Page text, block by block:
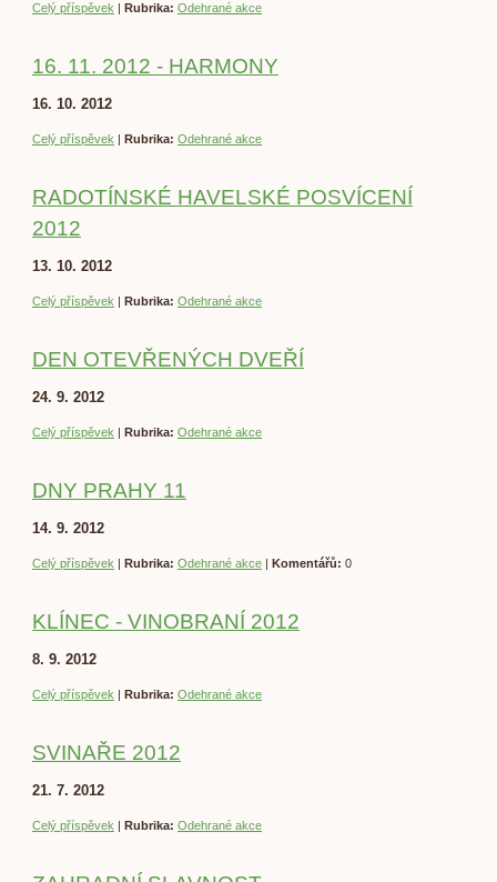
Celý příspěvek | Rubrika: Odehrané akce
16. 11. 2012 - HARMONY
16. 10. 2012
Celý příspěvek | Rubrika: Odehrané akce
RADOTÍNSKÉ HAVELSKÉ POSVÍCENÍ
2012
13. 10. 2012
Celý příspěvek | Rubrika: Odehrané akce
DEN OTEVŘENÝCH DVEŘÍ
24. 9. 2012
Celý příspěvek | Rubrika: Odehrané akce
DNY PRAHY 11
14. 9. 2012
Celý příspěvek | Rubrika: Odehrané akce | Komentářů: 0
KLÍNEC - VINOBRANÍ 2012
8. 9. 2012
Celý příspěvek | Rubrika: Odehrané akce
SVINAŘE 2012
21. 7. 2012
Celý příspěvek | Rubrika: Odehrané akce